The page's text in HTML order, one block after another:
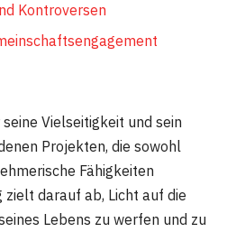
Kontroversen
Vielseitigkeit und sein
Projekten, die sowohl
Fähigkeiten
darauf ab, Licht auf die
Lebens zu werfen und zu